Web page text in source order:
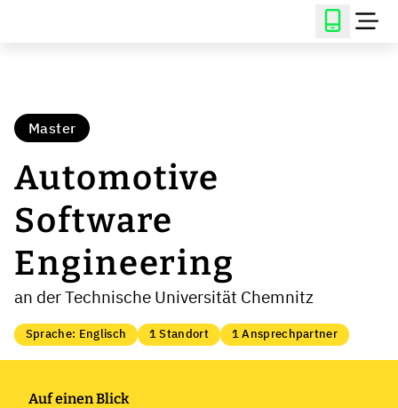
Master
Automotive
Software
Engineering
an der Technische Universität Chemnitz
Sprache: Englisch 1 Standort 1 Ansprechpartner
Auf einen Blick